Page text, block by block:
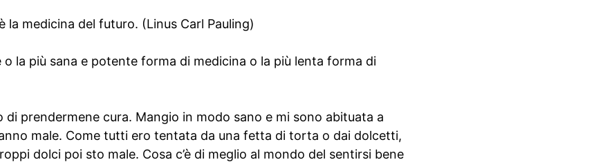
la medicina del futuro. (Linus Carl Pauling)
o la più sana e potente forma di medicina o la più lenta forma di
prendermene cura. Mangio in modo sano e mi sono abituata a
male. Come tutti ero tentata da una fetta di torta o dai dolcetti,
dolci poi sto male. Cosa c’è di meglio al mondo del sentirsi bene